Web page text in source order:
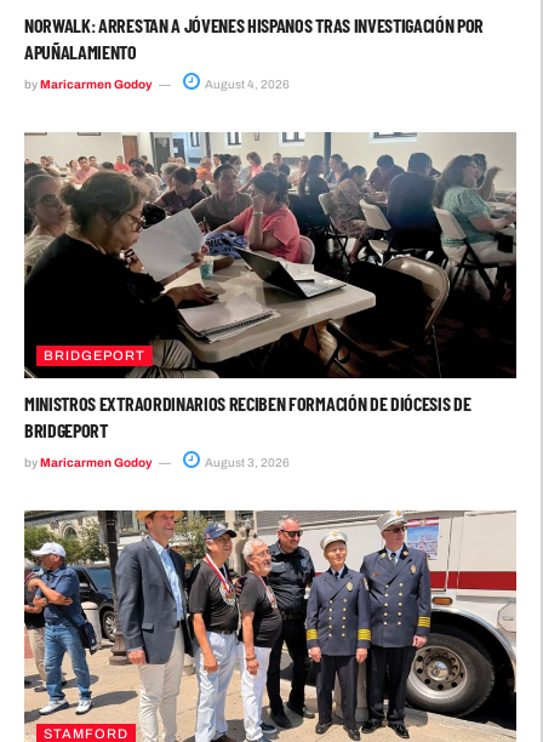
NORWALK: ARRESTAN A JÓVENES HISPANOS TRAS INVESTIGACIÓN POR
APUÑALAMIENTO
byMaricarmen Godoy August 4, 2026
BRIDGEPORT
MINISTROS EXTRAORDINARIOS RECIBEN FORMACIÓN DE DIÓCESIS DE
BRIDGEPORT
byMaricarmen Godoy August 3, 2026
STAMFORD